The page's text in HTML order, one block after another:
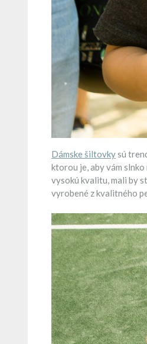
Dámske šiltovkysú
ktorou je, aby vám
vysokú kvalitu, mali by
vyrobené z kvalitného